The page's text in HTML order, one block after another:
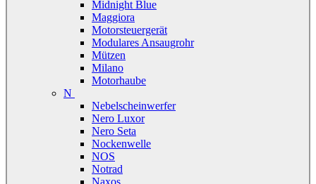
Midnight Blue
Maggiora
Motorsteuergerät
Modulares Ansaugrohr
Mützen
Milano
Motorhaube
N
Nebelscheinwerfer
Nero Luxor
Nero Seta
Nockenwelle
NOS
Notrad
Naxos